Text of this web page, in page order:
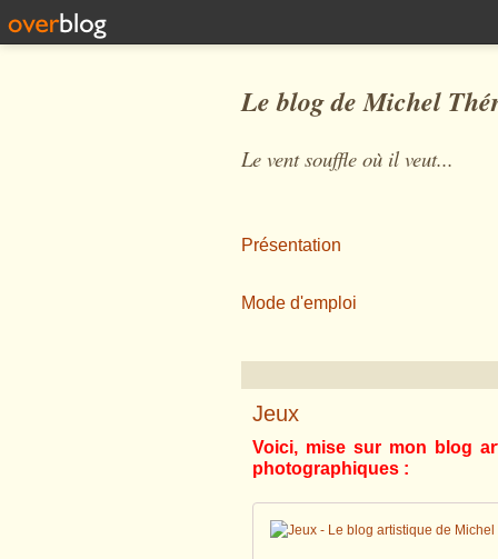
Le blog de Michel
Le vent souffle où il veut...
Présentation
Mode d'emploi
Jeux
Voici, mise sur mon blog
photographiques :